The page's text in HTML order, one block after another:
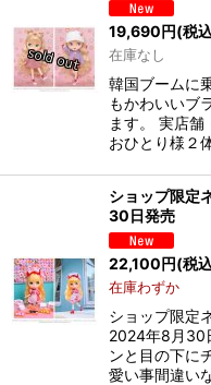
19,690円(税
在庫なし
韓国ブームに
もかわいいブ
ます。 実店舗
おひとり様２
ショップ限定
30日発売
22,100円(税
在庫わずか
ショップ限定
2024年8月30
ンと目の下に
愛い事間違い